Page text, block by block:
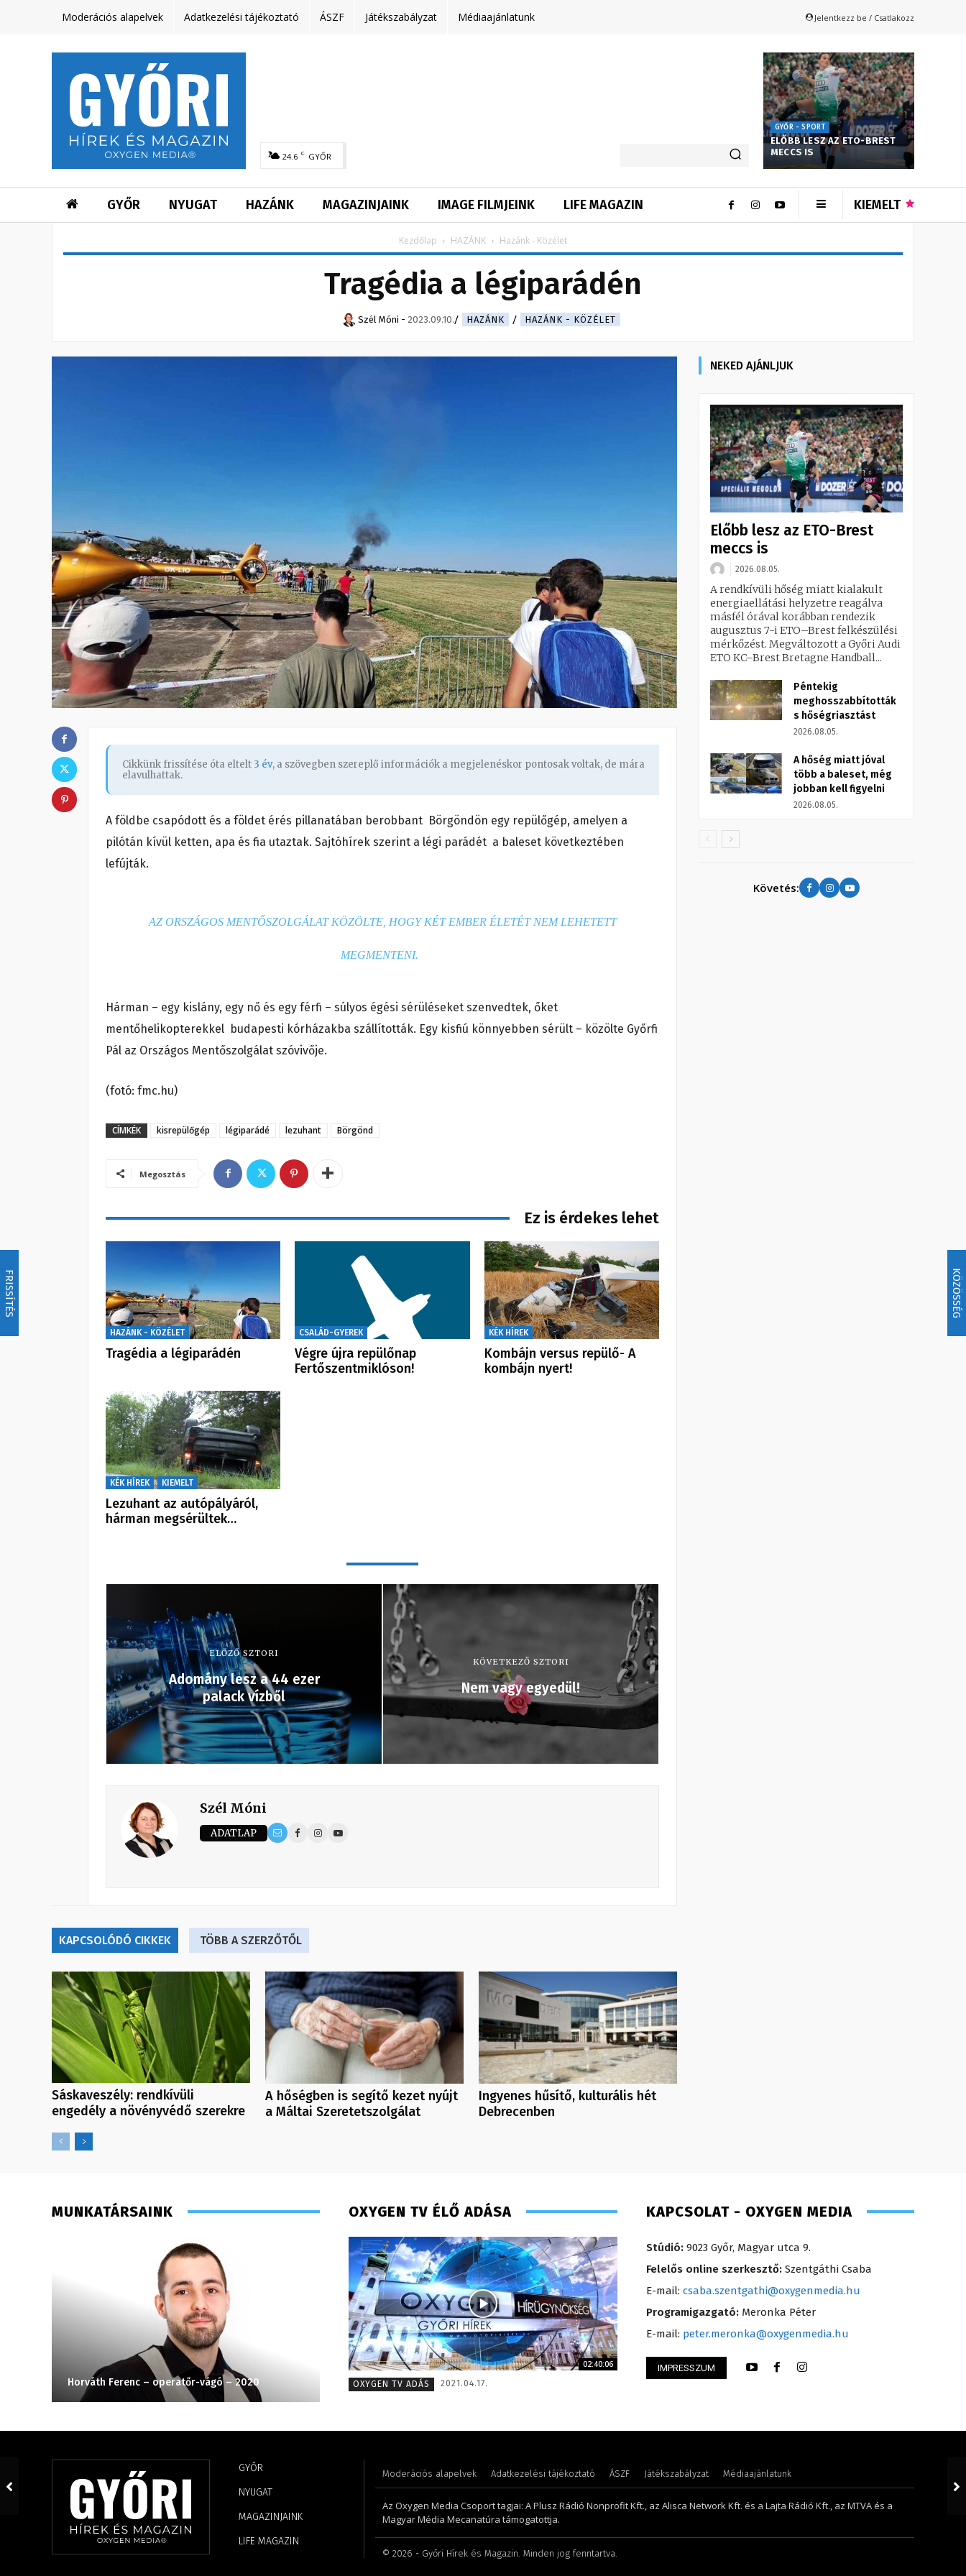
FRISSÍTÉS KÖZÖSSÉG
Moderációs alapelvek Adatkezelési tájékoztató ÁSZF Játékszabályzat Médiaajánlatunk Jelentkezz be / Csatlakozz
24.6 C GYŐR
GYŐR - SPORT
ELŐBB LESZ AZ ETO-BREST
MECCS IS
GYŐR NYUGAT HAZÁNK MAGAZINJAINK IMAGE FILMJEINK LIFE MAGAZIN KIEMELT
Kezdőlap HAZÁNK Hazánk - Közélet
Tragédia a légiparádén
Szél Móni - 2023.09.10. HAZÁNK HAZÁNK - KÖZÉLET
Cikkünk frissítése óta eltelt 3 év, a szövegben szereplő információk a megjelenéskor pontosak voltak, de mára
elavulhattak.
A földbe csapódott és a földet érés pillanatában berobbant Börgöndön egy repülőgép, amelyen a
pilótán kívül ketten, apa és fia utaztak. Sajtóhírek szerint a légi parádét a baleset következtében
lefújták.
AZ ORSZÁGOS MENTŐSZOLGÁLAT KÖZÖLTE, HOGY KÉT EMBER ÉLETÉT NEM LEHETETT
MEGMENTENI.
Hárman – egy kislány, egy nő és egy férfi – súlyos égési sérüléseket szenvedtek, őket
mentőhelikopterekkel budapesti kórházakba szállították. Egy kisfiú könnyebben sérült – közölte Győrfi
Pál az Országos Mentőszolgálat szóvivője.
(fotó: fmc.hu)
CÍMKÉK kisrepülőgép légiparádé lezuhant Börgönd
Megosztás
Ez is érdekes lehet
HAZÁNK - KÖZÉLET
Tragédia a légiparádén
CSALÁD-GYEREK
Végre újra repülőnap
Fertőszentmiklóson!
KÉK HÍREK
Kombájn versus repülő- A
kombájn nyert!
KÉK HÍREK KIEMELT
Lezuhant az autópályáról,
hárman megsérültek…
ELŐZŐ SZTORI
Adomány lesz a 44 ezer
palack vízből
KÖVETKEZŐ SZTORI
Nem vagy egyedül!
Szél Móni
ADATLAP
KAPCSOLÓDÓ CIKKEK TÖBB A SZERZŐTŐL
Sáskaveszély: rendkívüli
engedély a növényvédő szerekre
A hőségben is segítő kezet nyújt
a Máltai Szeretetszolgálat
Ingyenes hűsítő, kulturális hét
Debrecenben
NEKED AJÁNLJUK
Előbb lesz az ETO-Brest
meccs is
2026.08.05.
A rendkívüli hőség miatt kialakult
energiaellátási helyzetre reagálva
másfél órával korábban rendezik
augusztus 7-i ETO–Brest felkészülési
mérkőzést. Megváltozott a Győri Audi
ETO KC–Brest Bretagne Handball...
Péntekig
meghosszabbították
s hőségriasztást
2026.08.05.
A hőség miatt jóval
több a baleset, még
jobban kell figyelni
2026.08.05.
Követés:
MUNKATÁRSAINK
Horváth Ferenc – operatőr-vágó – 2020 Tóth Bálint – operatőr-vágó – 2009 Gombos Éva – sales manager – 2017
OXYGEN TV ÉLŐ ADÁSA
02:40:06
OXYGEN TV ADÁS
2021.04.17.
KAPCSOLAT - OXYGEN MEDIA
Stúdió: 9023 Győr, Magyar utca 9.
Felelős online szerkesztő: Szentgáthi Csaba
E-mail: csaba.szentgathi@oxygenmedia.hu
Programigazgató: Meronka Péter
E-mail: peter.meronka@oxygenmedia.hu
IMPRESSZUM
GYŐR
NYUGAT
MAGAZINJAINK
LIFE MAGAZIN
Moderációs alapelvek Adatkezelési tájékoztató ÁSZF Játékszabályzat Médiaajánlatunk
Az Oxygen Media Csoport tagjai: A Plusz Rádió Nonprofit Kft., az Alisca Network Kft. és a Lajta Rádió Kft., az MTVA és a
Magyar Média Mecanatúra támogatottja.
© 2026 - Győri Hírek és Magazin. Minden jog fenntartva.